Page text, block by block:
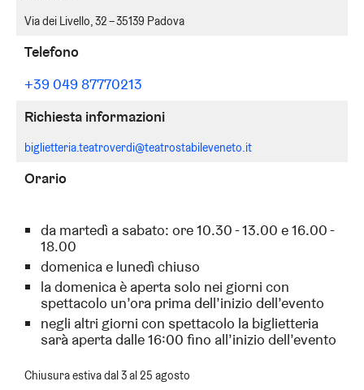
Via dei Livello, 32 – 35139 Padova
Telefono
+39 049 87770213
Richiesta informazioni
biglietteria.teatroverdi@teatrostabileveneto.it
Orario
da martedì a sabato: ore 10.30 - 13.00 e 16.00 -
18.00
domenica e lunedì chiuso
la domenica è aperta solo nei giorni con
spettacolo un’ora prima dell’inizio dell’evento
negli altri giorni con spettacolo la biglietteria
sarà aperta dalle 16:00 fino all’inizio dell’evento
Chiusura estiva dal3al 25 agosto